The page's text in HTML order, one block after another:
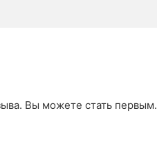
Вы можете стать первым.